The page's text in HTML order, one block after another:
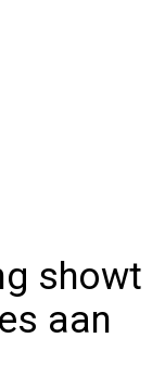
showt
aan